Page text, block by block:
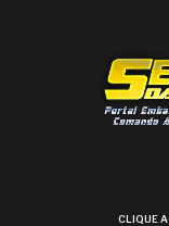
CLIQUE